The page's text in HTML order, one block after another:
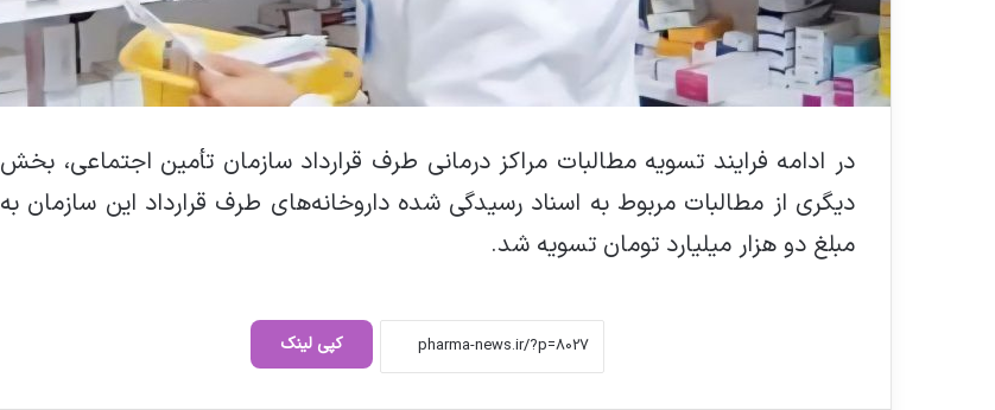
در ادامه فرایند تسویه مطالبات مراکز درمانی طرف قرارداد سازمان تأمین اجتماعی، بخش‌
دیگری از مطالبات مربوط به اسناد رسیدگی شده داروخانه‌های طرف قرارداد این سازمان به
مبلغ دو هزار میلیارد تومان تسویه شد.
کپی لینک